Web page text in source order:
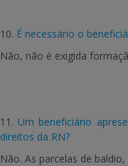
10. É necessário o
Não, não é exigida
11. Um beneficiário
direitos da RN?
Não. As parcelas de